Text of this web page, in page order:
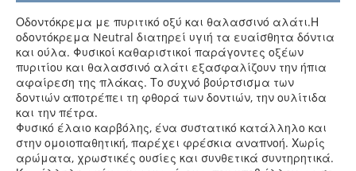
Οδοντόκρεμα με πυριτικό οξύ και θαλασσινό αλάτι.Η
οδοντόκρεμα Neutral διατηρεί υγιή τα ευαίσθητα δόντια
και ούλα. Φυσικοί καθαριστικοί παράγοντες οξέων
πυριτίου και θαλασσινό αλάτι εξασφαλίζουν την ήπια
αφαίρεση της πλάκας. Το συχνό βούρτσισμα των
δοντιών αποτρέπει τη φθορά των δοντιών, την ουλίτιδα
και την πέτρα.
Φυσικό έλαιο καρβόλης, ένα συστατικό κατάλληλο και
στην ομοιοπαθητική, παρέχει φρέσκια αναπνοή. Χωρίς
αρώματα, χρωστικές ουσίες και συνθετικά συντηρητικά.